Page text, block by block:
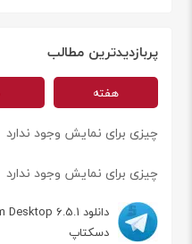
پربازدیدترین مطالب
هفته
چیزی برای نمایش وجود ندارد
چیزی برای نمایش وجود ندارد
دسکتاپ